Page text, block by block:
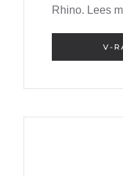
Rhino. Lees
V-